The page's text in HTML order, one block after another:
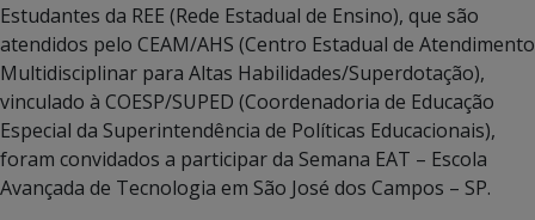
Estudantes da REE (Rede Estadual de Ensino), que são
atendidos pelo CEAM/AHS (Centro Estadual de Atendimento
Multidisciplinar para Altas Habilidades/Superdotação),
vinculado à COESP/SUPED (Coordenadoria de Educação
Especial da Superintendência de Políticas Educacionais),
foram convidados a participar da Semana EAT – Escola
Avançada de Tecnologia em São José dos Campos – SP.